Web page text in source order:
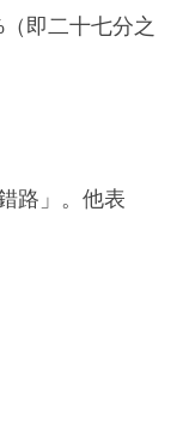
即二十七分之
路」。他表